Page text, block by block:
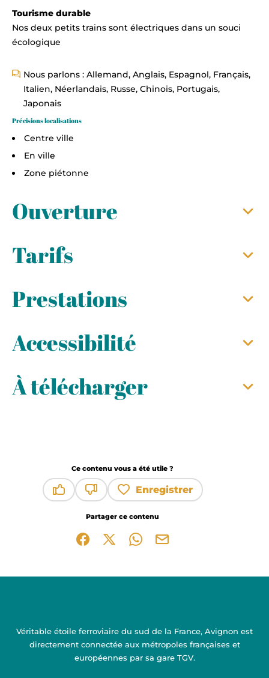
Tourisme durable
Nos deux petits trains sont électriques dans un souci
écologique
Nous parlons : Allemand, Anglais, Espagnol, Français,
Italien, Néerlandais, Russe, Chinois, Portugais,
Japonais
Précisions localisations
Centre ville
En ville
Zone piétonne
Ouverture
Tarifs
Prestations
Accessibilité
À télécharger
Ce contenu vous a été utile ?
Enregistrer
Partager ce contenu
Partager sur Facebook (nouvelle fenêtre)
Partager sur X / Twitter (nouvelle
Partager sur WhatsApp
Partager par mail
Véritable étoile ferroviaire du sud de la France, Avignon est
directement connectée aux métropoles françaises et
européennes par sa gare TGV.